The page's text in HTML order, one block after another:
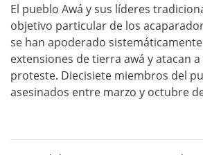
El pueblo Awá y sus líderes
objetivo particular de los
se han apoderado
extensiones de tierra awá y atacan
proteste. Diecisiete miembros del
asesinados entre marzo y octubre